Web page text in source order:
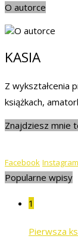
O autorce
KASIA
Z wykształcenia
książkach,
Znajdziesz mnie
Facebook Instagram
Popularne wpisy
1
Pierwsza